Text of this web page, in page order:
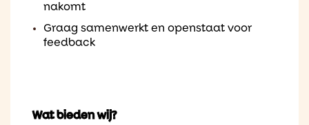
nakomt
Graag samenwerkt en openstaat voor
feedback
Wat bieden wij?